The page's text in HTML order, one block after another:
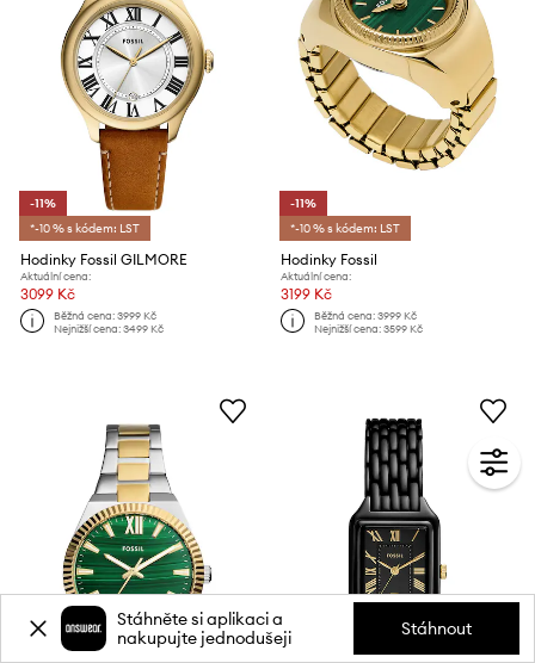
-11%
*-10 % s kódem: LST
Hodinky Fossil GILMORE
Aktuální cena:
3099 Kč
Běžná cena:3999 Kč
Nejnižší cena:3499 Kč
-11%
*-10 % s kódem: LST
Hodinky Fossil
Aktuální cena:
3199 Kč
Běžná cena:3999 Kč
Nejnižší cena:3599 Kč
Stáhněte si aplikaci a
nakupujte jednodušeji
Stáhnout